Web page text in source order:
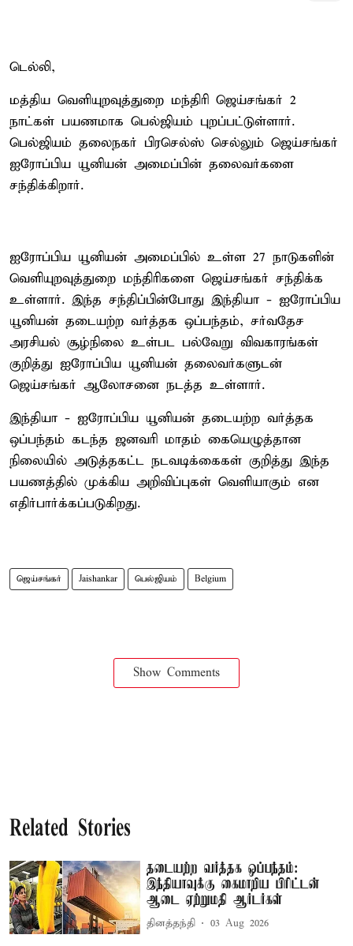
டெல்லி,
மத்திய வெளியுறவுத்துறை மந்திரி ஜெய்சங்கர் 2
நாட்கள் பயணமாக பெல்ஜியம் புறப்பட்டுள்ளார்.
பெல்ஜியம் தலைநகர் பிரசெல்ஸ் செல்லும் ஜெய்சங்கர்
ஐரோப்பிய யூனியன் அமைப்பின் தலைவர்களை
சந்திக்கிறார்.
ஐரோப்பிய யூனியன் அமைப்பில் உள்ள 27 நாடுகளின்
வெளியுறவுத்துறை மந்திரிகளை ஜெய்சங்கர் சந்திக்க
உள்ளார். இந்த சந்திப்பின்போது இந்தியா - ஐரோப்பிய
யூனியன் தடையற்ற வர்த்தக ஒப்பந்தம், சர்வதேச
அரசியல் சூழ்நிலை உள்பட பல்வேறு விவகாரங்கள்
குறித்து ஐரோப்பிய யூனியன் தலைவர்களுடன்
ஜெய்சங்கர் ஆலோசனை நடத்த உள்ளார்.
இந்தியா - ஐரோப்பிய யூனியன் தடையற்ற வர்த்தக
ஒப்பந்தம் கடந்த ஜனவரி மாதம் கையெழுத்தான
நிலையில் அடுத்தகட்ட நடவடிக்கைகள் குறித்து இந்த
பயணத்தில் முக்கிய அறிவிப்புகள் வெளியாகும் என
எதிர்பார்க்கப்படுகிறது.
ஜெய்சங்கர் Jaishankar பெல்ஜியம் Belgium
Show Comments
Related Stories
தடையற்ற வர்த்தக ஒப்பந்தம்:
இந்தியாவுக்கு கைமாறிய பிரிட்டன்
ஆடை ஏற்றுமதி ஆர்டர்கள்
தினத்தந்தி 03 Aug 2026